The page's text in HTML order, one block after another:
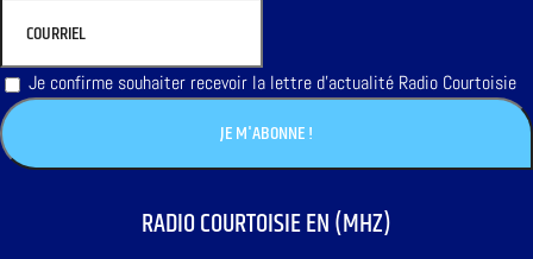
Je confirme souhaiter recevoir la lettre d'actualité Radio Courtoisie
RADIO COURTOISIE EN (MHZ)